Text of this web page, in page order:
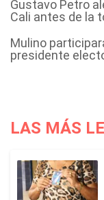
Gustavo Petro
Cali antes de la
Mulino
presidente
LAS MÁS